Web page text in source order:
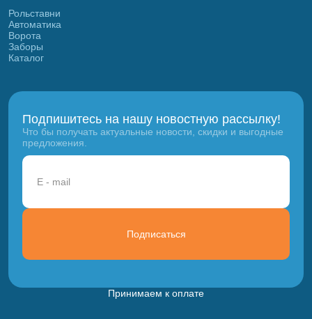
Рольставни
Автоматика
Ворота
Заборы
Каталог
Подпишитесь на нашу новостную рассылку!
Что бы получать актуальные новости, скидки и выгодные
предложения.
Подписаться
Принимаем к оплате